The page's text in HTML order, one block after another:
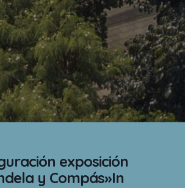
exposición
y Compás»In